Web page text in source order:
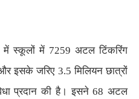
स्कूलों में 7259 अटल टिंकरिंग
इसके जरिए 3.5 मिलियन छात्रों
प्रदान की है। इसने 68 अटल